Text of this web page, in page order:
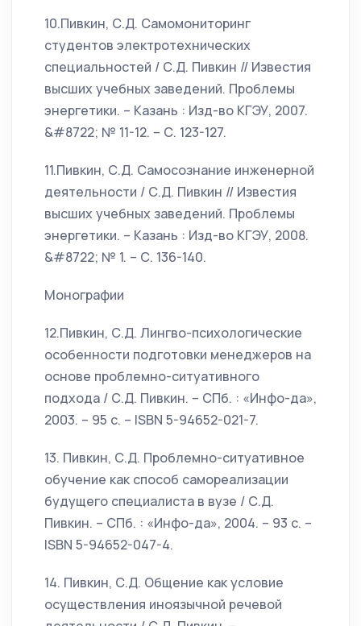
10.Пивкин, С.Д. Самомониторинг
студентов электротехнических
специальностей / С.Д. Пивкин // Известия
высших учебных заведений. Проблемы
энергетики. – Казань : Изд-во КГЭУ, 2007.
&#8722; № 11-12. – С. 123-127.
11.Пивкин, С.Д. Самосознание инженерной
деятельности / С.Д. Пивкин // Известия
высших учебных заведений. Проблемы
энергетики. – Казань : Изд-во КГЭУ, 2008.
&#8722; № 1. – С. 136-140.
Монографии
12.Пивкин, С.Д. Лингво-психологические
особенности подготовки менеджеров на
основе проблемно-ситуативного
подхода / С.Д. Пивкин. – СПб. : «Инфо-да»,
2003. – 95 с. – ISBN 5-94652-021-7.
13. Пивкин, С.Д. Проблемно-ситуативное
обучение как способ самореализации
будущего специалиста в вузе / С.Д.
Пивкин. – СПб. : «Инфо-да», 2004. – 93 с. –
ISBN 5-94652-047-4.
14. Пивкин, С.Д. Общение как условие
осуществления иноязычной речевой